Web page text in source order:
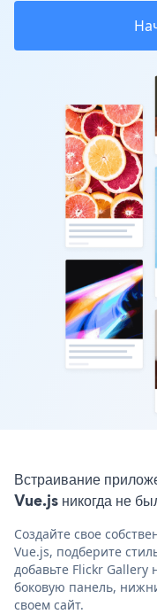
Встраивание
Vue.js никогда не
Создайте свое
Vue.js, подберите
добавьте Flickr Gallery
боковую панель,
своем сайт.